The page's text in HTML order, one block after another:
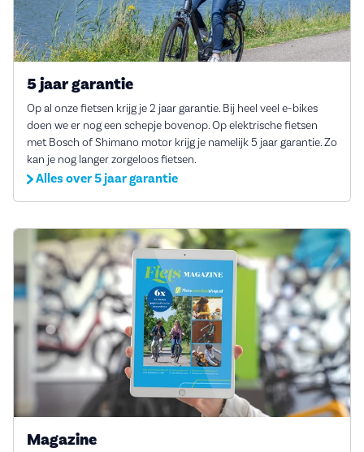
5 jaar garantie
Op al onze fietsen krijg je 2 jaar garantie. Bij heel veel e-bikes
doen we er nog een schepje bovenop. Op elektrische fietsen
met Bosch of Shimano motor krijg je namelijk 5 jaar garantie. Zo
kan je nog langer zorgeloos fietsen.
Alles over 5 jaar garantie
Magazine